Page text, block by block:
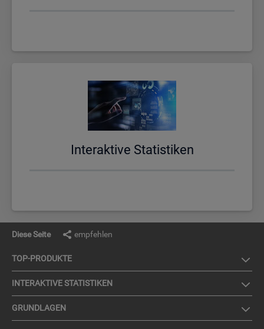
In­ter­ak­ti­ve Sta­tis­ti­ken
Diese Seite empfehlen
TOP-PRO­DUK­TE
IN­TER­AK­TI­VE STA­TIS­TI­KEN
GRUND­LA­GEN